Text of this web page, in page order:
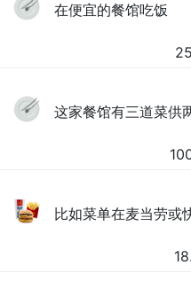
在便宜的餐馆吃饭
这家餐馆有三道菜供
比如菜单在麦当劳或